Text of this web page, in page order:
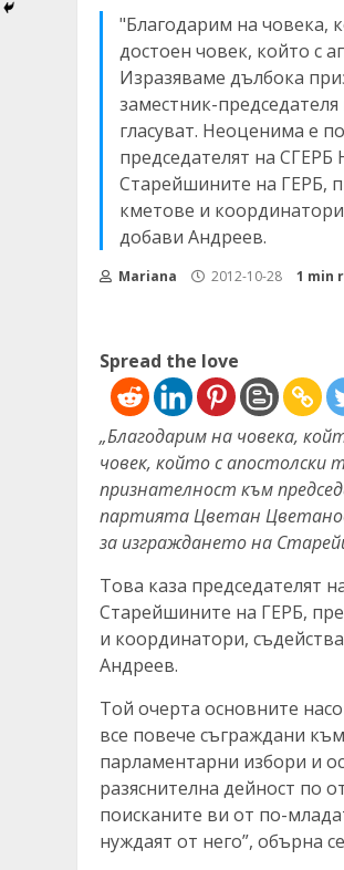
"Благодарим на човека,
достоен човек, който с
Изразяваме дълбока
заместник-
гласуват. Неоценима е
председателят на
Старейшините на ГЕРБ,
кметове и
добави Андреев.
Mariana 2012-10-28 1 min
Spread the love
„Благодарим на човека,
човек, който с апостолски
признателност към
партията Цветан
за изграждането на
Това каза председателят
Старейшините на ГЕРБ,
и координатори,
Андреев.
Той очерта основните
все повече съграждани
парламентарни избори и
разяснителна дейност по
поисканите ви от по-
нуждаят от него”, обърна